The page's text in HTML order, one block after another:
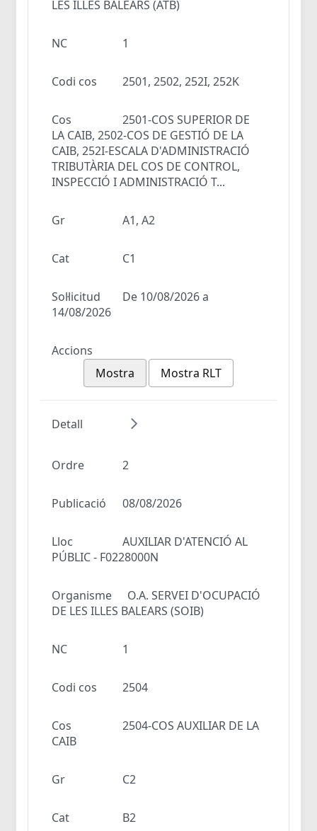
LES ILLES BALEARS (ATB)
NC 1
Codi cos 2501, 2502, 252I, 252K
Cos
2501-COS SUPERIOR DE
LA CAIB, 2502-COS DE GESTIÓ DE LA
CAIB, 252I-ESCALA D'ADMINISTRACIÓ
TRIBUTÀRIA DEL COS DE CONTROL,
INSPECCIÓ I ADMINISTRACIÓ T...
Gr A1, A2
Cat C1
Sol·licitud
De 10/08/2026 a
14/08/2026
Accions
Mostra
Mostra RLT
Detall
Ordre 2
Publicació 08/08/2026
Lloc
AUXILIAR D'ATENCIÓ AL
PÚBLIC - F0228000N
Organisme
O.A. SERVEI D'OCUPACIÓ
DE LES ILLES BALEARS (SOIB)
NC 1
Codi cos 2504
Cos
2504-COS AUXILIAR DE LA
CAIB
Gr C2
Cat B2